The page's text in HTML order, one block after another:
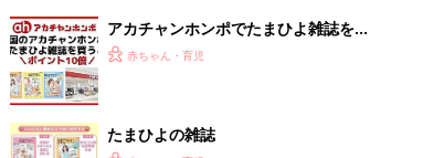
アカチャンホンポでたまひよ雑誌を買
うとポイント10倍【期間限定】
赤ちゃん・育児
たまひよの雑誌